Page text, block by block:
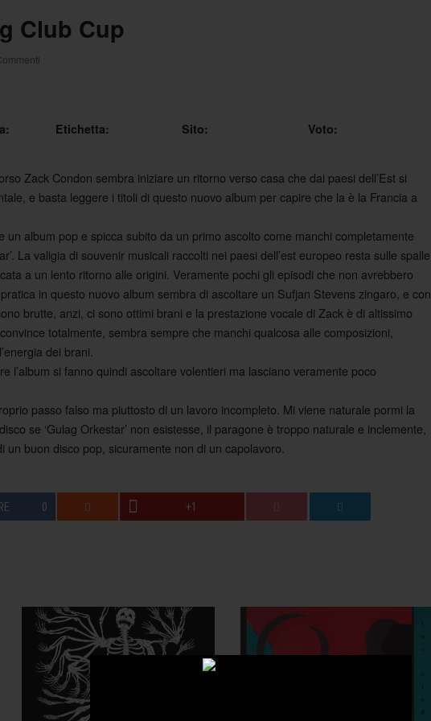
Club Cup
Etichetta: Sito: Voto:
Zack Condon sembra iniziare un ritorno verso casa che dai paesi dell’Est si
e basta leggere i titoli di questo nuovo album per capire che la è la Francia a
un album pop e spicca subito da un primo ascolto come manchi completamente
La valigia di souvenir musicali raccolti nei paesi dell’est europeo resta sulle spalle
a un lento ritorno alle origini. Veramente pochi gli episodi che non avrebbero
in questo nuovo album sembra di ascoltare un Sufjan Stevens zingaro, e con
brutte, anzi, ci sono ottimi brani e la prestazione vocale di Zack è di altissimo
totalmente, sembra sempre che manchi qualcosa alle composizioni,
dei brani.
l’album si fanno quindi ascoltare volentieri ma lasciano veramente poco
passo falso ma piuttosto di un lavoro incompleto. Mi viene naturale pormi la
se ‘Gulag Orkestar’ non esistesse, il paragone è troppo naturale e inclemente,
un buon disco pop, sicuramente non di un capolavoro.
0 +1